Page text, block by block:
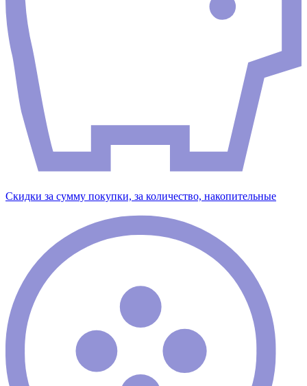
Скидки за сумму покупки, за количество, накопительные